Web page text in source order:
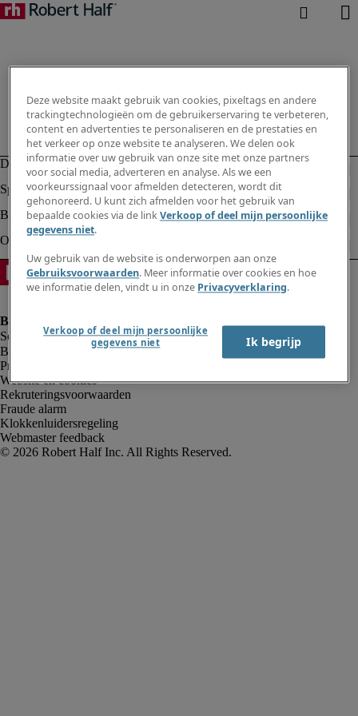
Bedrijfsinformatie
Privacyverklaring
Website en cookies
Rekruteringsvoorwaarden
Fraude alarm
Klokkenluidersregeling
Webmaster feedback
Deze website maakt gebruik van cookies, pixeltags en andere
trackingtechnologieën om de gebruikerservaring te verbeteren,
content en advertenties te personaliseren en de prestaties en
het verkeer op onze website te analyseren. We delen ook
informatie over uw gebruik van onze site met onze partners
voor social media, adverteren en analyse. Als we een
voorkeurssignaal voor afmelden detecteren, wordt dit
gehonoreerd. U kunt zich afmelden voor het gebruik van
bepaalde cookies via de linkVerkoop of deel mijn persoonlijke
gegevens niet.
Uw gebruik van de website is onderworpen aan onze
Gebruiksvoorwaarden. Meer informatie over cookies en hoe
we informatie delen, vindt u in onze Privacyverklaring.
Verkoop of deel mijn persoonlijke
gegevens niet
Ik begrijp